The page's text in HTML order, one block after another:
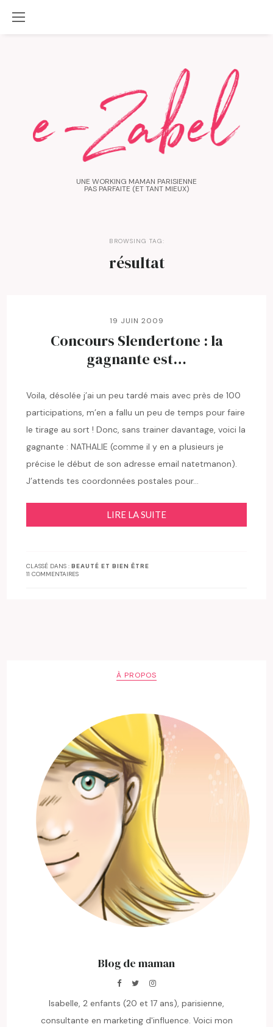
UNE WORKING MAMAN PARISIENNE
PAS PARFAITE (ET TANT MIEUX)
BROWSING TAG:
résultat
19 JUIN 2009
Concours Slendertone : la
gagnante est…
Voila, désolée j’ai un peu tardé mais avec près de 100
participations, m’en a fallu un peu de temps pour faire
le tirage au sort ! Donc, sans trainer davantage, voici la
gagnante : NATHALIE (comme il y en a plusieurs je
précise le début de son adresse email natetmanon).
J’attends tes coordonnées postales pour…
LIRE LA SUITE
CLASSÉ DANS :BEAUTÉ ET BIEN ÊTRE
11 COMMENTAIRES
À PROPOS
Blog de maman
Isabelle, 2 enfants (20 et 17 ans), parisienne,
consultante en marketing d'influence. Voici mon